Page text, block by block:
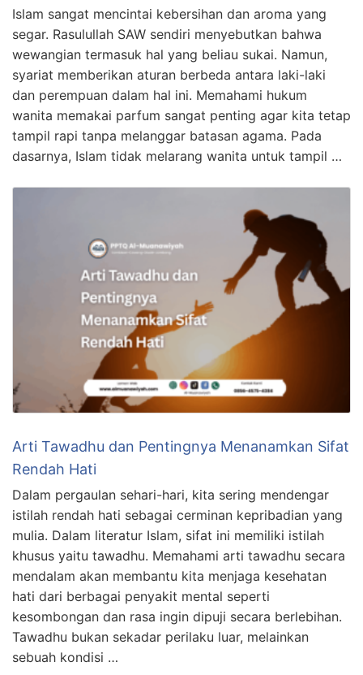
Islam sangat mencintai kebersihan dan aroma yang
segar. Rasulullah SAW sendiri menyebutkan bahwa
wewangian termasuk hal yang beliau sukai. Namun,
syariat memberikan aturan berbeda antara laki-laki
dan perempuan dalam hal ini. Memahami hukum
wanita memakai parfum sangat penting agar kita tetap
tampil rapi tanpa melanggar batasan agama. Pada
dasarnya, Islam tidak melarang wanita untuk tampil …
Arti Tawadhu dan Pentingnya Menanamkan Sifat
Rendah Hati
Dalam pergaulan sehari-hari, kita sering mendengar
istilah rendah hati sebagai cerminan kepribadian yang
mulia. Dalam literatur Islam, sifat ini memiliki istilah
khusus yaitu tawadhu. Memahami arti tawadhu secara
mendalam akan membantu kita menjaga kesehatan
hati dari berbagai penyakit mental seperti
kesombongan dan rasa ingin dipuji secara berlebihan.
Tawadhu bukan sekadar perilaku luar, melainkan
sebuah kondisi …